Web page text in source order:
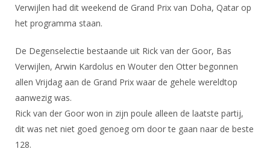
Evenement
Website
Gebruiksvoorwaarden
Handleiding
Ledencijfers
Sponsors en Partners
Organisatie
Bestuur
Commissies
Ereleden
Leden van Verdiensten
Lichtzwaardschermen
Wedstrijdsport
Ranglijsten
Inschrijven
Reglementen
Materiaal
Oranje
DBT
SBT
Talentontwikkeling
Spreekbeurtpakket
Ouders en vereniging
Jeugdkampen
Brassardsysteem
Voor coaches en leraren
Nieuws
Nationale opleidingen
Forums
Nieuws
Zoek Vereniging
NK organiseren
Verwijlen had dit weekend de Grand Prix van Doha, Qatar op
het programma staan.
De Degenselectie bestaande uit Rick van der Goor, Bas
Verwijlen, Arwin Kardolus en Wouter den Otter begonnen
allen Vrijdag aan de Grand Prix waar de gehele wereldtop
aanwezig was.
Rick van der Goor won in zijn poule alleen de laatste partij,
dit was net niet goed genoeg om door te gaan naar de beste
128.